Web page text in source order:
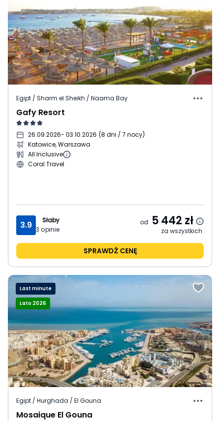
Egipt / Sharm el Sheikh / Naama Bay
Gafy Resort
26.09.2026- 03.10.2026 (8 dni / 7 nocy)
Katowice, Warszawa
All Inclusive
Coral Travel
3.9
Słaby
3 opinie
od 5 442 zł
za wszystkich
SPRAWDŹ CENĘ
Last minute
Lato 2026
Egipt / Hurghada / El Gouna
Mosaique El Gouna